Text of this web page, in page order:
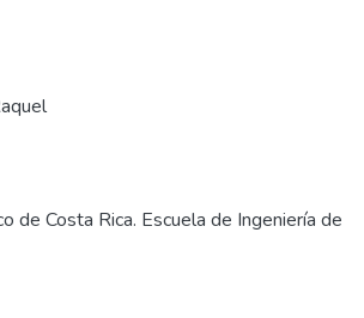
de Costa Rica. Escuela de Ingeniería de